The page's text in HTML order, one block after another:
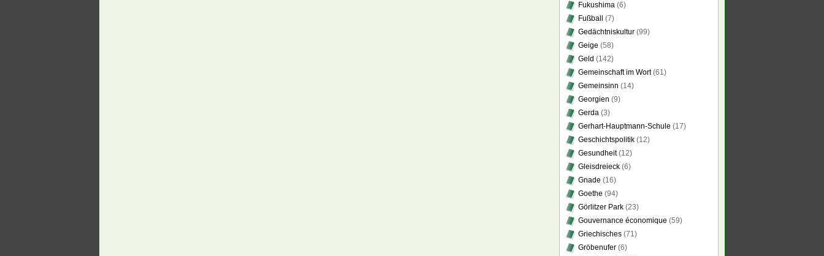
Fukushima (6)
Fußball
(7)
Gedächtniskultur (99)
Geige (58)
Geld (142)
Gemeinschaft im Wort(61)
Gemeinsinn (14)
Georgien (9)
Gerda (3)
Gerhart-Hauptmann-Schule (17)
Geschichtspolitik (12)
Gesundheit(12)
Gleisdreieck (6)
Gnade (16)
Goethe (94)
Görlitzer Park (23)
Gouvernance économique (59)
Griechisches (71)
Gröbenufer (6)